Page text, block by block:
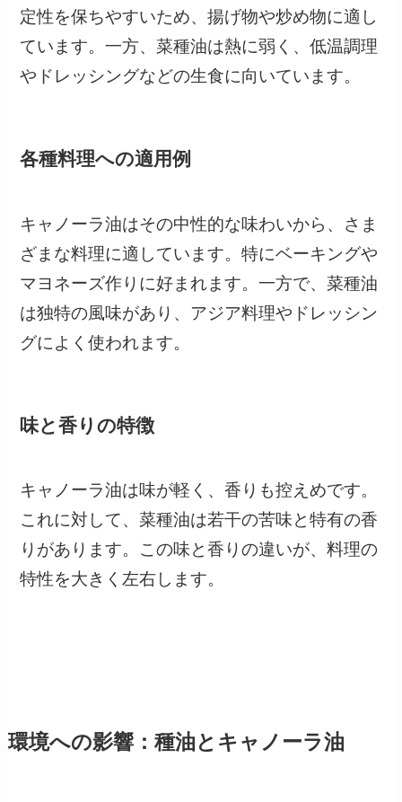
定性を保ちやすいため、揚げ物や炒め物に適し
ています。一方、菜種油は熱に弱く、低温調理
やドレッシングなどの生食に向いています。
各種料理への適用例
キャノーラ油はその中性的な味わいから、さま
ざまな料理に適しています。特にベーキングや
マヨネーズ作りに好まれます。一方で、菜種油
は独特の風味があり、アジア料理やドレッシン
グによく使われます。
味と香りの特徴
キャノーラ油は味が軽く、香りも控えめです。
これに対して、菜種油は若干の苦味と特有の香
りがあります。この味と香りの違いが、料理の
特性を大きく左右します。
環境への影響：種油とキャノーラ油